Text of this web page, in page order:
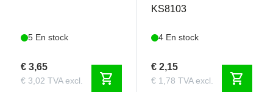
5 En stock
€ 3,65
€ 3,02 TVA excl. shopping_cart
KS8103
4 En stock
€ 2,15
€ 1,78 TVA excl. shopping_cart